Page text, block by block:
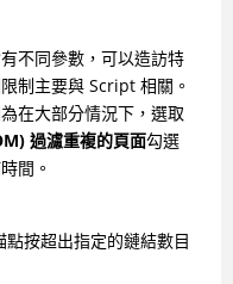
不同參數，可以造訪特
制主要與 Script 相關。
在大部分情況下，選取
過濾重複的頁面勾選
間。
點按超出指定的鏈結數目